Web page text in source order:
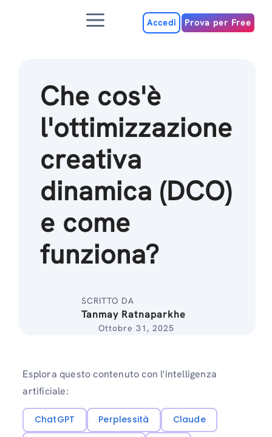
MenuAccedi Prova per Free
Che cos'è
l'ottimizzazione
creativa
dinamica (DCO)
e come
funziona?
SCRITTO DA
Tanmay Ratnaparkhe
Ottobre 31, 2025
Esplora questo contenuto con l'intelligenza
artificiale:
ChatGPT Perplessità
Claude